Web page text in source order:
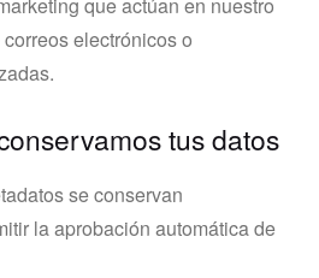
electrónicos o
tus datos
se conservan
la aprobación automática de